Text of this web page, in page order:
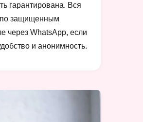
гарантирована. Вся
по защищенным
через WhatsApp, если
и анонимность.